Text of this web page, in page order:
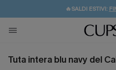
🔥SALDI ESTIVI:
🚚SPEDIZIONE
💌REGALO PER I
Tuta intera blu navy del